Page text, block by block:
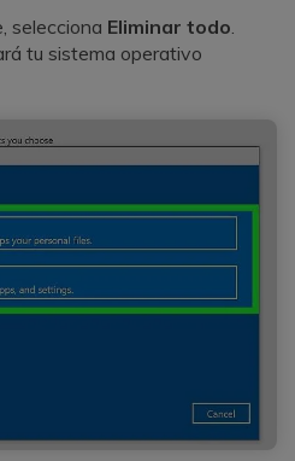
selecciona Eliminar todo
tu sistema operativo